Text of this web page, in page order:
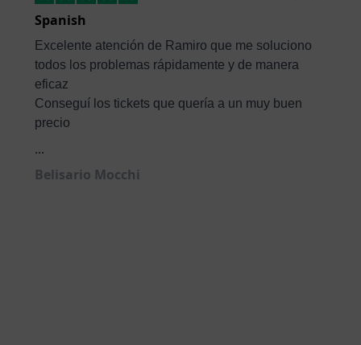
Spanish
Excelente atención de Ramiro que me soluciono
todos los problemas rápidamente y de manera
eficaz
Conseguí los tickets que quería a un muy buen
precio
...
Belisario Mocchi